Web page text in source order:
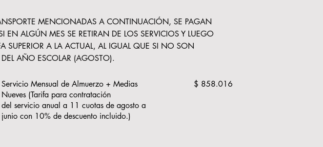
MENCIONADAS A CONTINUACIÓN, SE PAGAN
ALGÚN MES SE RETIRAN DE LOS SERVICIOS Y LUEGO
SUPERIOR A LA ACTUAL, AL IGUAL QUE SI NO SON
AÑO ESCOLAR (AGOSTO).
Servicio Mensual de Almuerzo + Medias
Nueves (Tarifa para contratación
del servicio anual a 11 cuotas de agosto a
junio con 10% de descuento incluido.)
$ 858.016